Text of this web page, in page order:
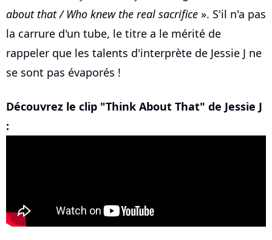
about that / Who knew the real sacrifice ». S'il n'a pas
la carrure d'un tube, le titre a le mérité de
rappeler que les talents d'interprète de Jessie J ne
se sont pas évaporés !
Découvrez le clip "Think About That" de Jessie J
: